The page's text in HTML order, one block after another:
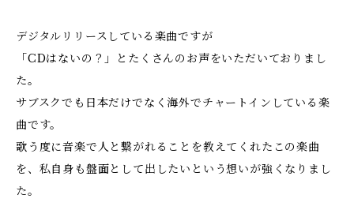
デジタルリリースしている楽曲ですが
「CDはないの？」とたくさんのお声をいただいておりまし
た。
サブスクでも日本だけでなく海外でチャートインしている楽
曲です。
歌う度に音楽で人と繋がれることを教えてくれたこの楽曲
を、私自身も盤面として出したいという想いが強くなりまし
た。